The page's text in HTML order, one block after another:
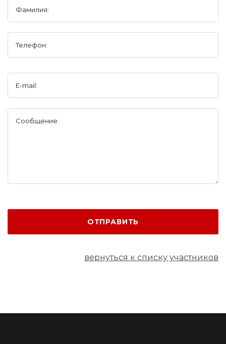
Фамилия:
Телефон:
E-mail:
Сообщение:
ОТПРАВИТЬ
вернуться к списку участников